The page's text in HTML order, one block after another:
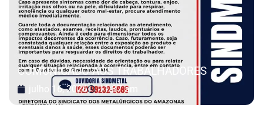
COMUNICADO AOS TRABALHADORES
julho 16, 2026 11:37 am